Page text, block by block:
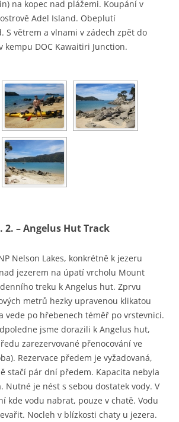
na kopec nad plážemi. Koupání v
Adel Island. Obeplutí
S větrem a vlnami v zádech zpět do
kempu DOC Kawaitiri Junction.
2. – Angelus Hut Track
Nelson Lakes, konkrétně k jezeru
jezerem na úpatí vrcholu Mount
treku k Angelus hut. Zprvu
metrů hezky upravenou klikatou
vede po hřebenech téměř po vrstevnici.
jsme dorazili k Angelus hut,
zarezervované přenocování ve
Rezervace předem je vyžadovaná,
stačí pár dní předem. Kapacita nebyla
Nutné je nést s sebou dostatek vody. V
kde vodu nabrat, pouze v chatě. Vodu
Nocleh v blízkosti chaty u jezera.